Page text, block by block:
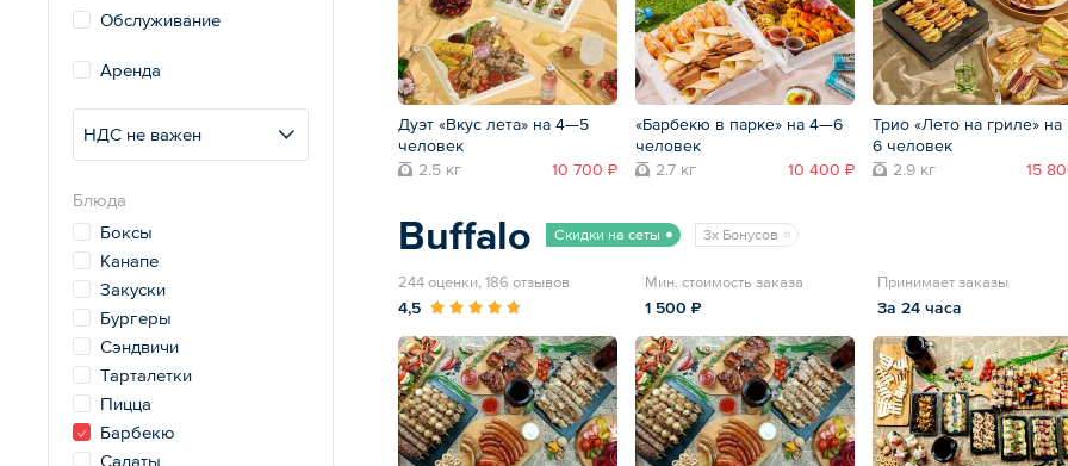
Обслуживание
Аренда
НДС не важен
Блюда
Боксы
Канапе
Закуски
Бургеры
Сэндвичи
Тарталетки
Пицца
Барбекю
Салаты
Дуэт «Вкус лета» на 4—5
человек
2.5 кг
10 700 ₽
«Барбекю в парке» на 4—6
человек
2.7 кг
10 400 ₽
Трио «Лето на гриле»
6 человек
2.9 кг
15
Buffalo Скидки на сеты 3x Бонусов
244 оценки, 186 отзывов
4,5
Мин. стоимость заказа
1 500 ₽
Принимает заказы
За 24 часа